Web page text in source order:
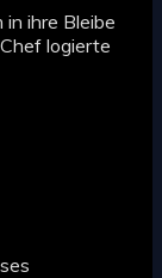
ihre Bleibe
logierte